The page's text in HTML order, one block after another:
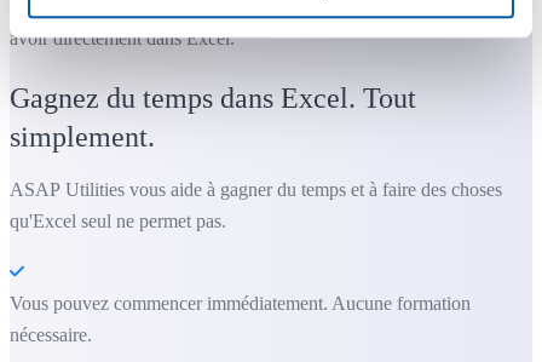
avoir directement dans Excel.
Gagnez du temps dans Excel. Tout
simplement.
ASAP Utilities vous aide à gagner du temps et à faire des choses
qu'Excel seul ne permet pas.
Vous pouvez commencer immédiatement. Aucune formation
nécessaire.